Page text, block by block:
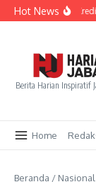
Lewati ke konten
Hot News
Penyaluran
Berita Harian Inspiratif
Home
Beranda / Nasional